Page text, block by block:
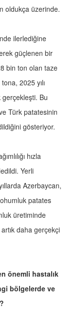
oldukça üzerinde.
ilerlediğine
güçlenen bir
bin ton olan taze
2025 yılı
gerçekleşti. Bu
Türk patatesinin
gösteriyor.
hızla
Yerli
Azerbaycan,
patates
üretiminde
daha gerçekçi
önemli hastalık
bölgelerde ve